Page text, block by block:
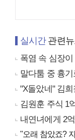
실시간관련
폭염 속 심장
말다툼 중 흉
"X돌았네" 김
김원훈 주식 1
내연녀에게 2
"오래 참았죠?